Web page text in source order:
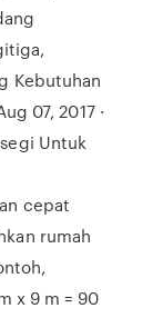
Kebutuhan
07, 2017 ·
Untuk
cepat
rumah
x 9 m = 90